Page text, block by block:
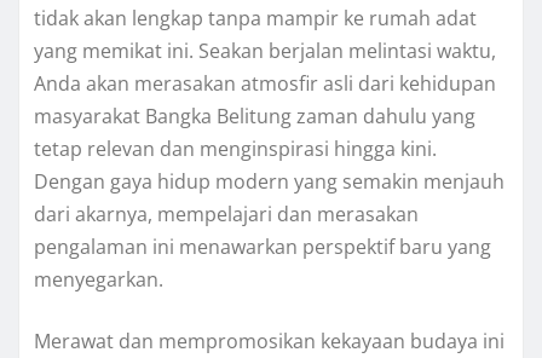
tidak akan lengkap tanpa mampir ke rumah adat
yang memikat ini. Seakan berjalan melintasi waktu,
Anda akan merasakan atmosfir asli dari kehidupan
masyarakat Bangka Belitung zaman dahulu yang
tetap relevan dan menginspirasi hingga kini.
Dengan gaya hidup modern yang semakin menjauh
dari akarnya, mempelajari dan merasakan
pengalaman ini menawarkan perspektif baru yang
menyegarkan.
Merawat dan mempromosikan kekayaan budaya ini